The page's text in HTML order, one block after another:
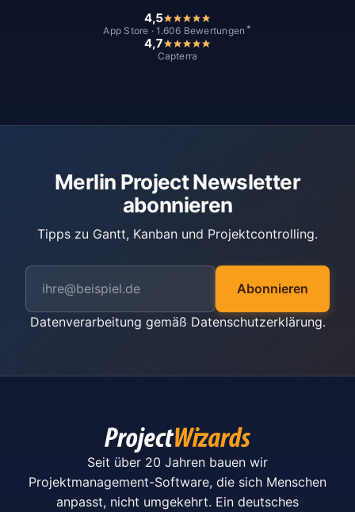
4,5
App Store · 1.606 Bewertungen *
4,7
Capterra
Merlin Project Newsletter
abonnieren
Tipps zu Gantt, Kanban und Projektcontrolling.
Abonnieren
Datenverarbeitung gemäß Datenschutzerklärung.
Seit über 20 Jahren bauen wir
Projektmanagement-Software, die sich Menschen
anpasst, nicht umgekehrt. Ein deutsches